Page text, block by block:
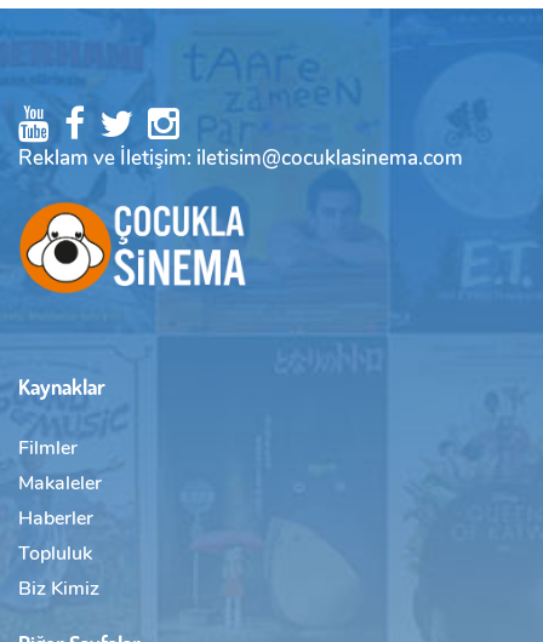
Reklam ve İletişim: iletisim@cocuklasinema.com
Kaynaklar
Filmler
Makaleler
Haberler
Topluluk
Biz Kimiz